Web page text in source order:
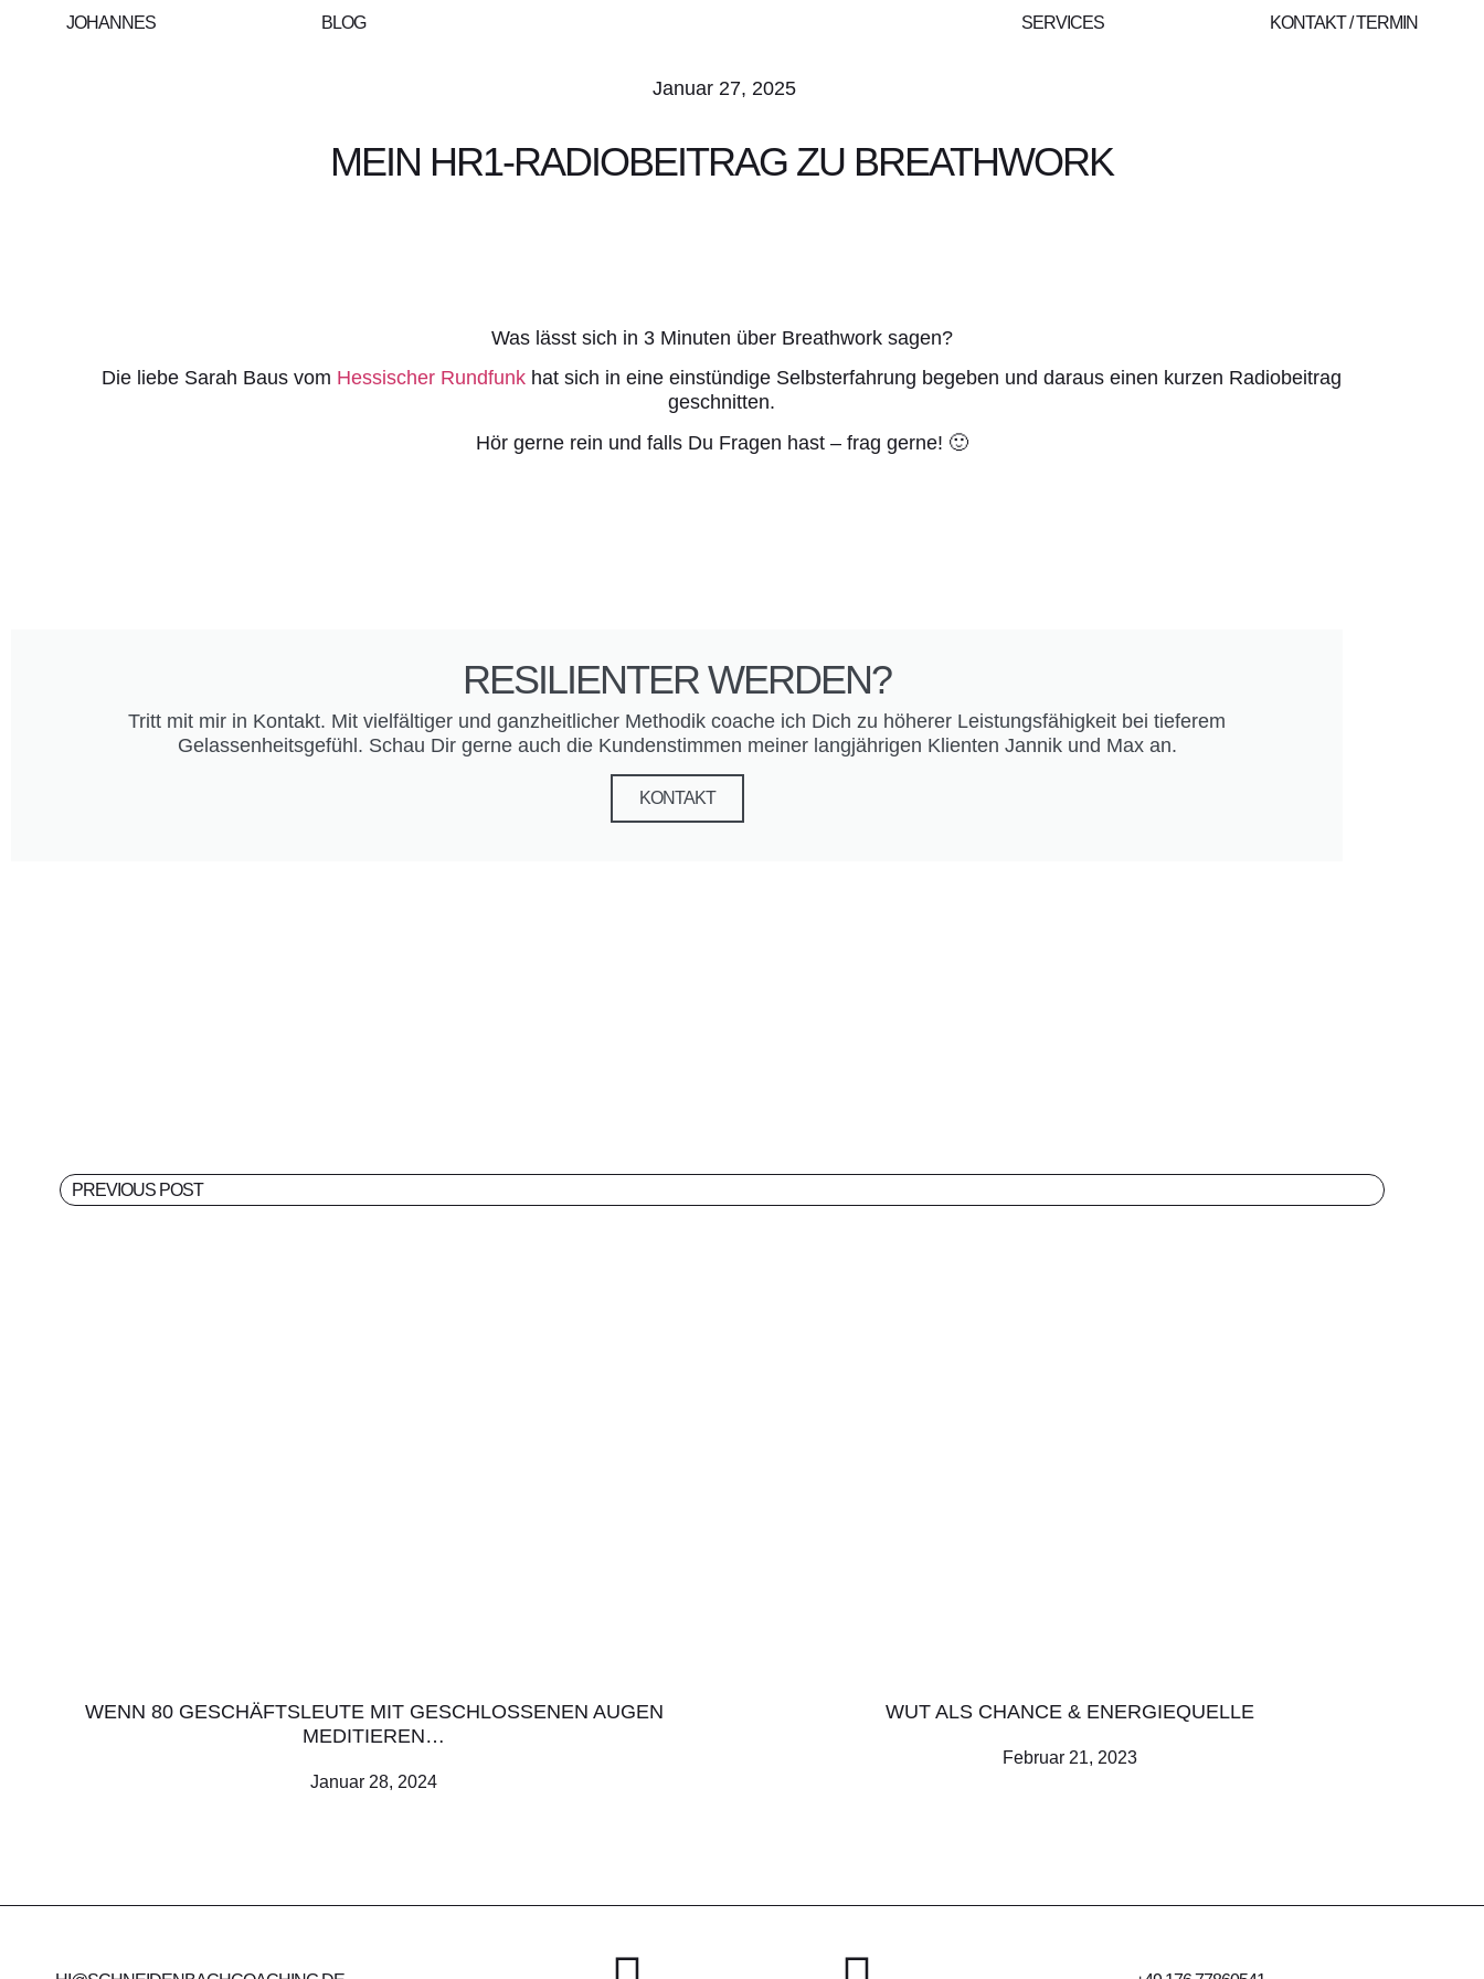
JOHANNES BLOG SERVICES KONTAKT / TERMIN
Januar 27, 2025
MEIN HR1-RADIOBEITRAG ZU BREATHWORK
Was lässt sich in 3 Minuten über Breathwork sagen?
Die liebe Sarah Baus vom Hessischer Rundfunk hat sich in eine einstündige Selbsterfahrung begeben und daraus einen kurzen Radiobeitrag
geschnitten.
Hör gerne rein und falls Du Fragen hast – frag gerne! 🙂
RESILIENTER WERDEN?
Tritt mit mir in Kontakt. Mit vielfältiger und ganzheitlicher Methodik coache ich Dich zu höherer Leistungsfähigkeit bei tieferem
Gelassenheitsgefühl. Schau Dir gerne auch die Kundenstimmen meiner langjährigen Klienten Jannik und Max an.
KONTAKT
PREVIOUS POST
WENN 80 GESCHÄFTSLEUTE MIT GESCHLOSSENEN AUGEN
MEDITIEREN…
Januar 28, 2024
WUT ALS CHANCE & ENERGIEQUELLE
Februar 21, 2023